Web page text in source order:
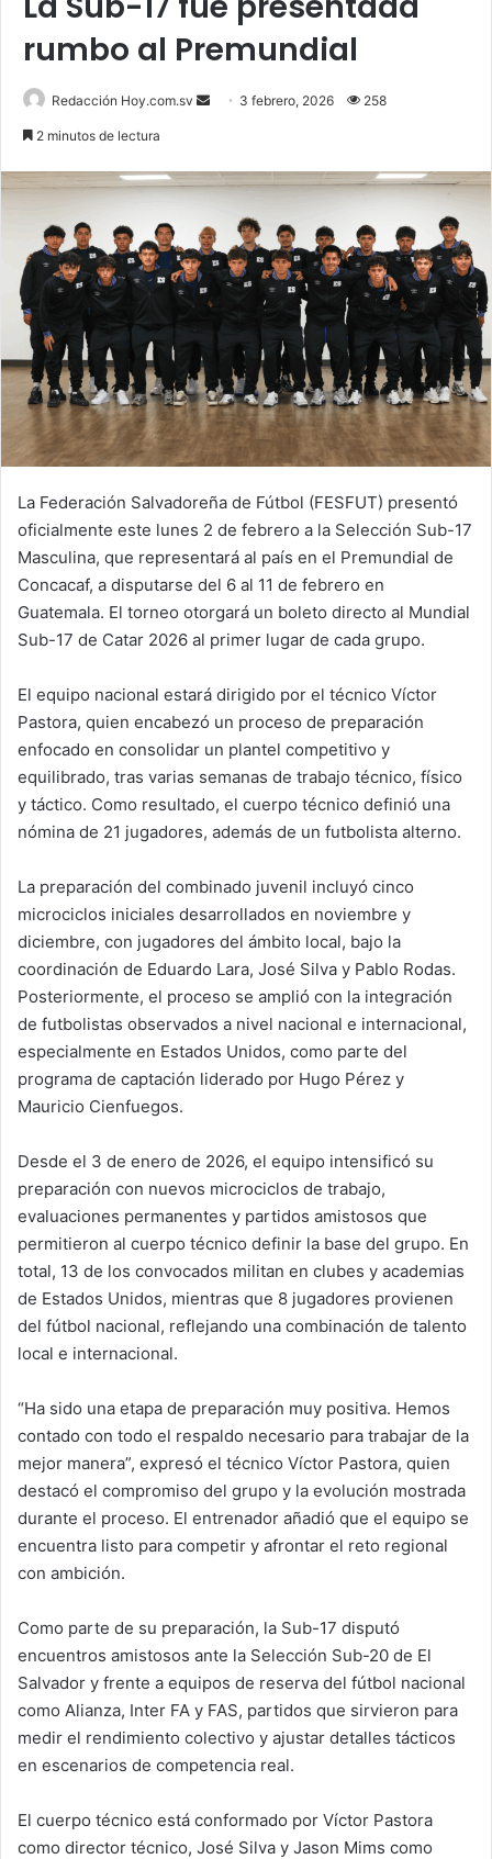
rumbo al Premundial
Redacción Hoy.com.sv
Send 3 febrero, 2026 258
2 minutos de lectura
La Federación Salvadoreña de Fútbol (FESFUT) presentó
oficialmente este lunes 2 de febrero a la Selección Sub-17
Masculina, que representará al país en el Premundial de
Concacaf, a disputarse del 6 al 11 de febrero en
Guatemala. El torneo otorgará un boleto directo al Mundial
Sub-17 de Catar 2026 al primer lugar de cada grupo.
El equipo nacional estará dirigido por el técnico Víctor
Pastora, quien encabezó un proceso de preparación
enfocado en consolidar un plantel competitivo y
equilibrado, tras varias semanas de trabajo técnico, físico
y táctico. Como resultado, el cuerpo técnico definió una
nómina de 21 jugadores, además de un futbolista alterno.
La preparación del combinado juvenil incluyó cinco
microciclos iniciales desarrollados en noviembre y
diciembre, con jugadores del ámbito local, bajo la
coordinación de Eduardo Lara, José Silva y Pablo Rodas.
Posteriormente, el proceso se amplió con la integración
de futbolistas observados a nivel nacional e internacional,
especialmente en Estados Unidos, como parte del
programa de captación liderado por Hugo Pérez y
Mauricio Cienfuegos.
Desde el 3 de enero de 2026, el equipo intensificó su
preparación con nuevos microciclos de trabajo,
evaluaciones permanentes y partidos amistosos que
permitieron al cuerpo técnico definir la base del grupo. En
total, 13 de los convocados militan en clubes y academias
de Estados Unidos, mientras que 8 jugadores provienen
del fútbol nacional, reflejando una combinación de talento
local e internacional.
“Ha sido una etapa de preparación muy positiva. Hemos
contado con todo el respaldo necesario para trabajar de la
mejor manera”, expresó el técnico Víctor Pastora, quien
destacó el compromiso del grupo y la evolución mostrada
durante el proceso. El entrenador añadió que el equipo se
encuentra listo para competir y afrontar el reto regional
con ambición.
Como parte de su preparación, la Sub-17 disputó
encuentros amistosos ante la Selección Sub-20 de El
Salvador y frente a equipos de reserva del fútbol nacional
como Alianza, Inter FA y FAS, partidos que sirvieron para
medir el rendimiento colectivo y ajustar detalles tácticos
en escenarios de competencia real.
El cuerpo técnico está conformado por Víctor Pastora
como director técnico, José Silva y Jason Mims como